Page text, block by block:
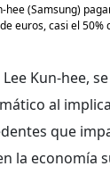
hee (Samsung)
euros, casi el 50%
Kun-hee,
al
que
la economía